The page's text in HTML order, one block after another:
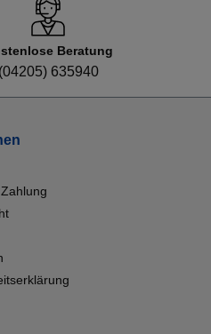
Beratung
(04205) 635940